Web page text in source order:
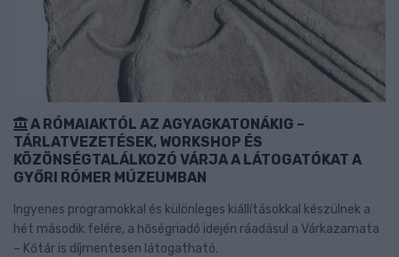
A RÓMAIAKTÓL AZ AGYAGKATONÁKIG –
TÁRLATVEZETÉSEK, WORKSHOP ÉS
KÖZÖNSÉGTALÁLKOZÓ VÁRJA A LÁTOGATÓKAT A
GYŐRI RÓMER MÚZEUMBAN
Ingyenes programokkal és különleges kiállításokkal készülnek a
hét második felére, a hőségriadó idején ráadásul a Várkazamata
– Kőtár is díjmentesen látogatható.